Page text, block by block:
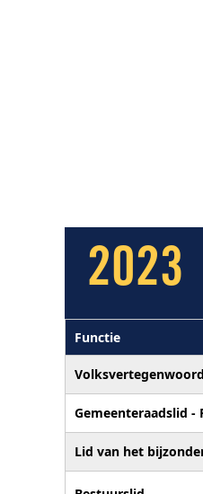
2023
Functie
Gemeenteraadslid -
Lid van het